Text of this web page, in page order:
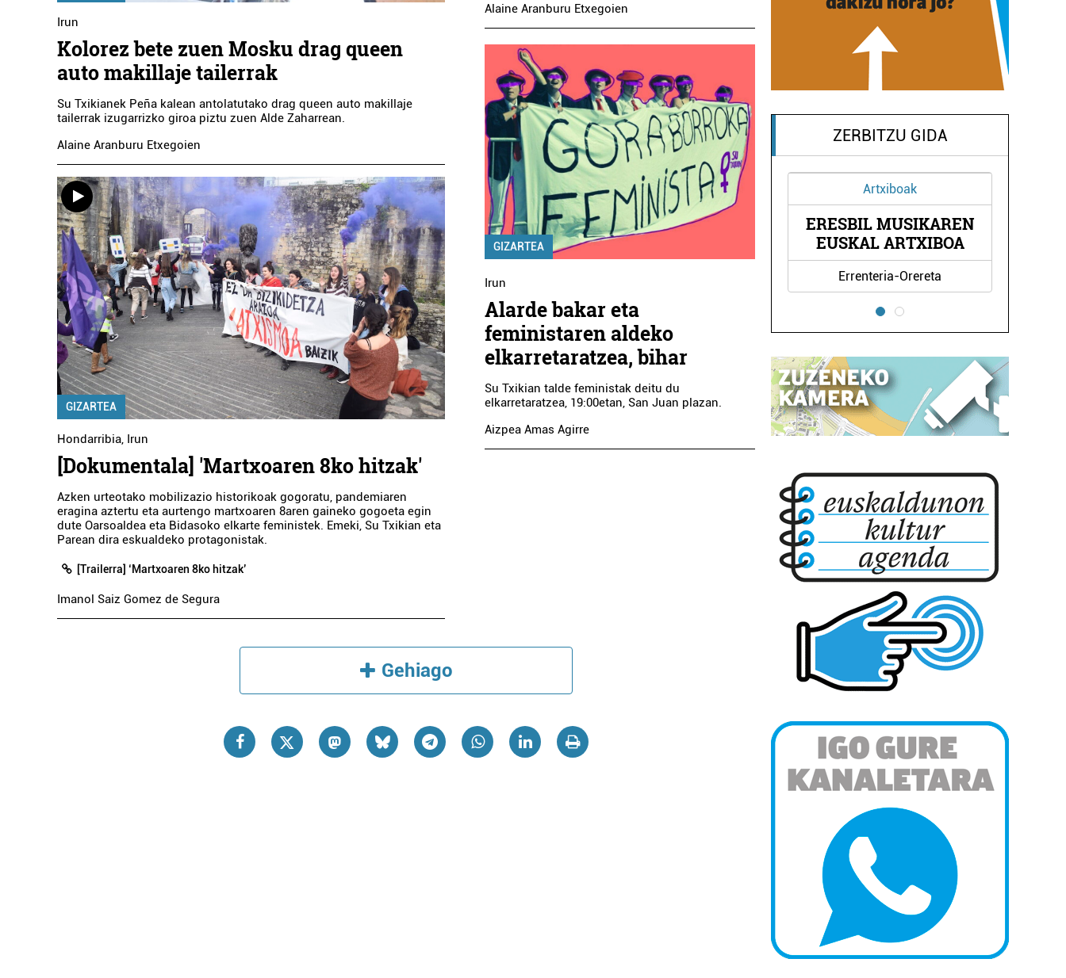
Irun
Kolorez bete zuen Mosku drag queen
auto makillaje tailerrak
Su Txikianek Peña kalean antolatutako drag queen auto makillaje
tailerrak izugarrizko giroa piztu zuen Alde Zaharrean.
Alaine Aranburu Etxegoien
GIZARTEA
Hondarribia, Irun
[Dokumentala] 'Martxoaren 8ko hitzak'
Azken urteotako mobilizazio historikoak gogoratu, pandemiaren
eragina aztertu eta aurtengo martxoaren 8aren gaineko gogoeta egin
dute Oarsoaldea eta Bidasoko elkarte feministek. Emeki, Su Txikian eta
Parean dira eskualdeko protagonistak.
[Trailerra] ‘Martxoaren 8ko hitzak’
Imanol Saiz Gomez de Segura
Alaine Aranburu Etxegoien
GIZARTEA
Irun
Alarde bakar eta
feministaren aldeko
elkarretaratzea, bihar
Su Txikian talde feministak deitu du
elkarretaratzea, 19:00etan, San Juan plazan.
Aizpea Amas Agirre
Gehiago
ZERBITZU GIDA
Artxiboak
ERESBIL MUSIKAREN
EUSKAL ARTXIBOA
Errenteria-Orereta
Ikastetxeak
TKNIKA
ERESBIL MUSIKAREN
EUSKAL ARTXIBOA